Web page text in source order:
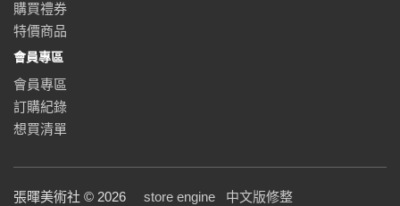
購買禮券
特價商品
會員專區
會員專區
訂購紀錄
想買清單
張暉美術社 © 2026 store engine 中文版修整